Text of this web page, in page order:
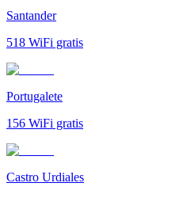
Santander
518 WiFi gratis
Portugalete
156 WiFi gratis
Castro Urdiales